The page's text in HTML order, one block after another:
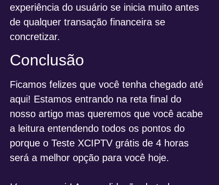
experiência do usuário se inicia muito antes
de qualquer transação financeira se
concretizar.
Conclusão
Ficamos felizes que você tenha chegado até
aqui! Estamos entrando na reta final do
nosso artigo mas queremos que você acabe
a leitura entendendo todos os pontos do
porque o Teste XCIPTV grátis de 4 horas
será a melhor opção para você hoje.